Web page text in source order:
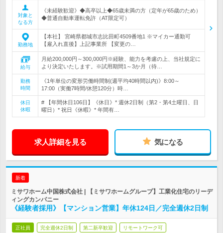
対象と
なる方
《未経験歓迎》◆高卒以上◆65歳未満の方（定年が65歳のため）
◆普通自動車運転免許（AT限定可）
勤務地
【本社】 宮崎県都城市志比田町4509番地1 ※マイカー通勤可
【雇入れ直後】上記事業所 【変更の…
給与
月給200,000円～300,000円※経験、能力を考慮の上、当社規定に
より決定いたします。※試用期間1～3か月（待…
勤務
時間
《1年単位の変形労働時間制(週平均40時間以内)》8:00～
17:00（実働7時間/休憩120分）時…
休日
休暇
# 【年間休日106日】《休日》* 週休2日制（第2・第4土曜日、日
曜日）* 祝日《休暇》* 年間有…
求人詳細を見る 気になる
新着
ミサワホーム中国株式会社 | 【ミサワホームグループ】工業化住宅のリーデ
ィングカンパニー
《経験者採用》【マンション営業】年休124日／完全週休2日制
正社員 完全週休2日制 第二新卒歓迎 リモートワーク可